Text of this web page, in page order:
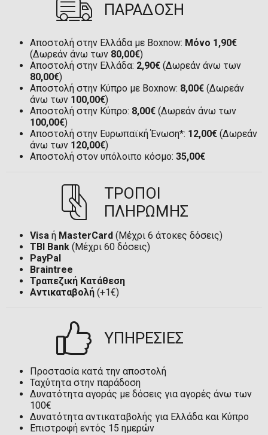
ΠΑΡΑΔΟΣΗ
Αποστολή στην Ελλάδα με Boxnow: Μόνο 1,90€
(Δωρεάν άνω των 80,00€)
Αποστολή στην Ελλάδα: 2,90€ (Δωρεάν άνω των
80,00€)
Αποστολή στην Κύπρο με Boxnow: 8,00€ (Δωρεάν
άνω των 100,00€)
Αποστολή στην Κύπρο: 8,00€ (Δωρεάν άνω των
100,00€)
Αποστολή στην Ευρωπαϊκή Ένωση*: 12,00€ (Δωρεάν
άνω των 120,00€)
Αποστολή στον υπόλοιπο κόσμο: 35,00€
ΤΡΟΠΟΙ
ΠΛΗΡΩΜΗΣ
Visa ή MasterCard (Μέχρι 6 άτοκες δόσεις)
TBI Bank (Μέχρι 60 δόσεις)
PayPal
Braintree
Τραπεζική Κατάθεση
Αντικαταβολή (+1€)
ΥΠΗΡΕΣΙΕΣ
Προστασία κατά την αποστολή
Ταχύτητα στην παράδοση
Δυνατότητα αγοράς με δόσεις για αγορές άνω των
100€
Δυνατότητα αντικαταβολής για Ελλάδα και Κύπρο
Επιστροφή εντός 15 ημερών